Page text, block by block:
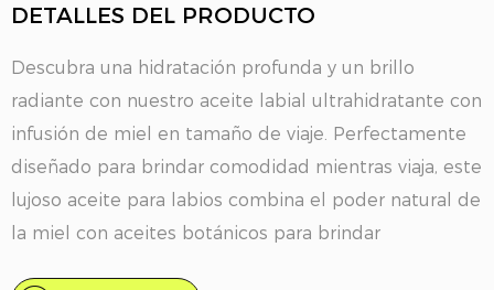
DETALLES DEL PRODUCTO
Descubra una hidratación profunda y un brillo
radiante con nuestro aceite labial ultrahidratante con
infusión de miel en tamaño de viaje. Perfectamente
diseñado para brindar comodidad mientras viaja, este
lujoso aceite para labios combina el poder natural de
la miel con aceites botánicos para brindar